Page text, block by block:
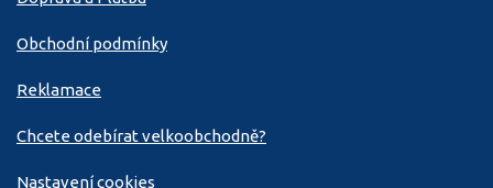
Obchodní podmínky
Reklamace
Chcete odebírat velkoobchodně?
Nastavení cookies